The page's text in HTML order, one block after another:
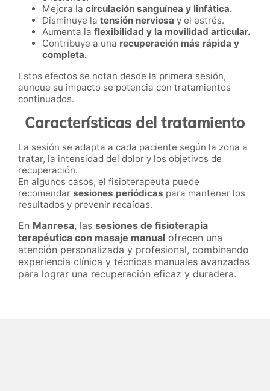
Mejora la circulación sanguínea y linfática.
Disminuye la tensión nerviosa y el estrés.
Aumenta la flexibilidad y la movilidad articular.
Contribuye a una recuperación más rápida y
completa.
Estos efectos se notan desde la primera sesión,
aunque su impacto se potencia con tratamientos
continuados.
Características del tratamiento
La sesión se adapta a cada paciente según la zona a
tratar, la intensidad del dolor y los objetivos de
recuperación.
En algunos casos, el fisioterapeuta puede
recomendar sesiones periódicas para mantener los
resultados y prevenir recaídas.
En Manresa, las sesiones de fisioterapia
terapéutica con masaje manual ofrecen una
atención personalizada y profesional, combinando
experiencia clínica y técnicas manuales avanzadas
para lograr una recuperación eficaz y duradera.